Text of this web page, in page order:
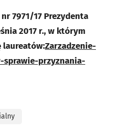
7971/17 Prezydenta
2017 r., w którym
laureatów:Zarzadzenie-
sprawie-przyznania-